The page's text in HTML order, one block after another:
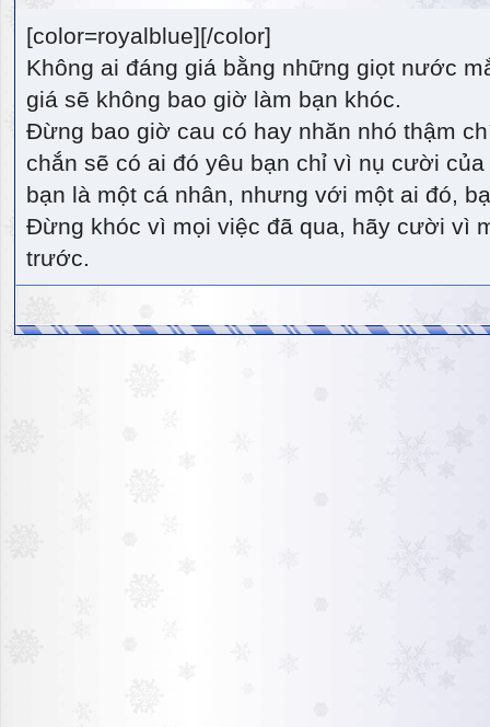
[color=royalblue][/color]
Không ai đáng giá bằng những giọt nước
giá sẽ không bao giờ làm bạn khóc.
Đừng bao giờ cau có hay nhăn nhó thậm
chắn sẽ có ai đó yêu bạn chỉ vì nụ cười
bạn là một cá nhân, nhưng với một ai đó,
Đừng khóc vì mọi việc đã qua, hãy cười vì
trước.